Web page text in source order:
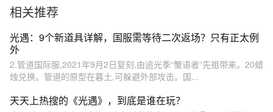
相关推荐
光遇：9个新道具详解，国服需等待二次返场？只有正太例
外
2.管道国际服,2021年9月2日复刻,由追光季“蟹语者”先祖带来。20蜡
烛兑换。管道的原型在暮土,可躲避外部攻击。国...
天天上热搜的《光遇》，到底是谁在玩？